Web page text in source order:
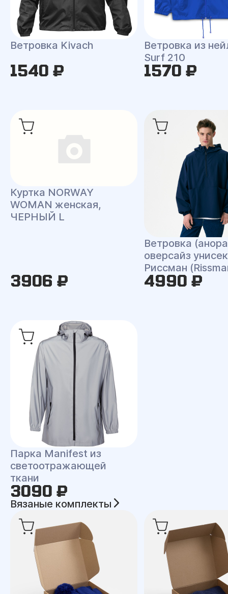
Ветровка Kivach
1540 ₽
Ветровка из
Surf 210
1570 ₽
Куртка NORWAY
WOMAN женская,
ЧЕРНЫЙ L
3906 ₽
Ветровка
оверсайз
Риссман
4990 ₽
Парка Manifest из
светоотражающей
ткани
3090 ₽
Вязаные комплекты